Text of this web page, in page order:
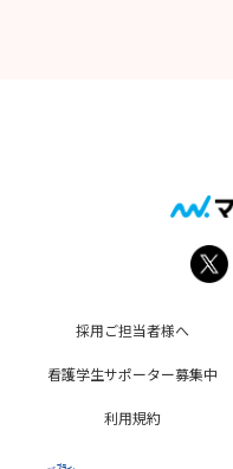
採用ご担当者様へ
看護学生サポーター募集中
利用規約